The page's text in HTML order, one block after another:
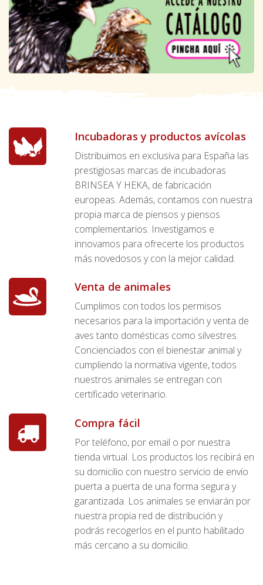
Incubadoras y productos avícolas
Distribuimos en exclusiva para España las
prestigiosas marcas de incubadoras
BRINSEA Y HEKA, de fabricación
europeas. Además, contamos con nuestra
propia marca de piensos y piensos
complementarios. Investigamos e
innovamos para ofrecerte los productos
más novedosos y con la mejor calidad.
Venta de animales
Cumplimos con todos los permisos
necesarios para la importación y venta de
aves tanto domésticas como silvestres.
Concienciados con el bienestar animal y
cumpliendo la normativa vigente, todos
nuestros animales se entregan con
certificado veterinario.
Compra fácil
Por teléfono, por email o por nuestra
tienda virtual. Los productos los recibirá en
su domicilio con nuestro servicio de envío
puerta a puerta de una forma segura y
garantizada. Los animales se enviarán por
nuestra propia red de distribución y
podrás recogerlos en el punto habilitado
más cercano a su domicilio.